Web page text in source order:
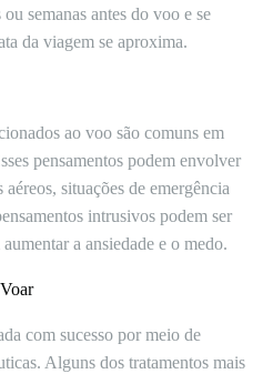
semanas antes do voo e se
da viagem se aproxima.
ao voo são comuns em
pensamentos podem envolver
situações de emergência
intrusivos podem ser
a ansiedade e o medo.
com sucesso por meio de
Alguns dos tratamentos mais